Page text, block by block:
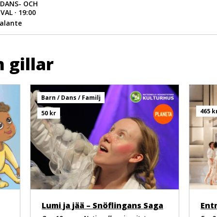
drift
OCH
· 19:00
gillar
Barn / Dans / Familj
50 kr
Lumi ja jää – Snöflingans Saga
465